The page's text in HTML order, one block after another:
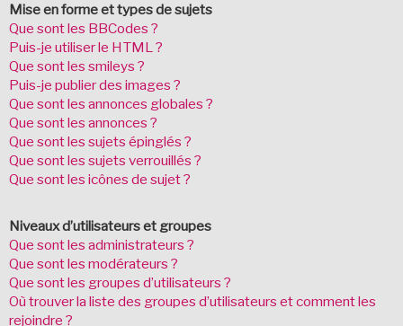
Mise en forme et types de sujets
Que sont les BBCodes ?
Puis-je utiliser le HTML ?
Que sont les smileys ?
Puis-je publier des images ?
Que sont les annonces globales ?
Que sont les annonces ?
Que sont les sujets épinglés ?
Que sont les sujets verrouillés ?
Que sont les icônes de sujet ?
Niveaux d’utilisateurs et groupes
Que sont les administrateurs ?
Que sont les modérateurs ?
Que sont les groupes d’utilisateurs ?
Où trouver la liste des groupes d’utilisateurs et comment les
rejoindre ?